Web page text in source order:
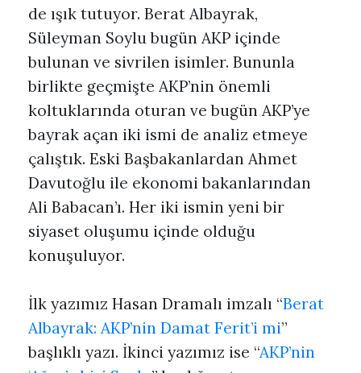
de ışık tutuyor. Berat Albayrak,
Süleyman Soylu bugün AKP içinde
bulunan ve sivrilen isimler. Bununla
birlikte geçmişte AKP’nin önemli
koltuklarında oturan ve bugün AKP’ye
bayrak açan iki ismi de analiz etmeye
çalıştık. Eski Başbakanlardan Ahmet
Davutoğlu ile ekonomi bakanlarından
Ali Babacan’ı. Her iki ismin yeni bir
siyaset oluşumu içinde olduğu
konuşuluyor.
İlk yazımız Hasan Dramalı imzalı “Berat
Albayrak: AKP’nin Damat Ferit’i mi”
başlıklı yazı. İkinci yazımız ise “AKP’nin